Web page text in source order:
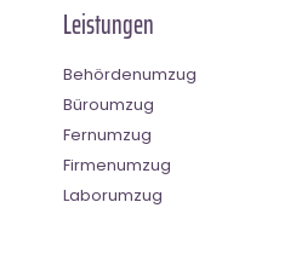
Leistungen
Behördenumzug
Büroumzug
Fernumzug
Firmenumzug
Laborumzug